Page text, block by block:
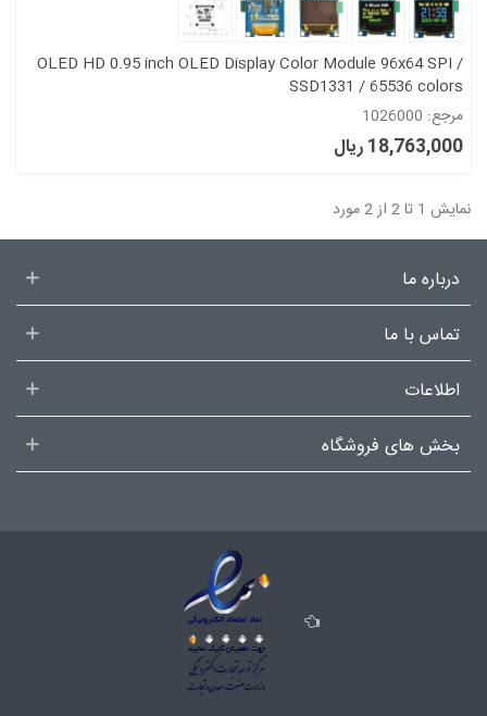
OLED HD 0.95 inch OLED Display Color Module 96x64 SPI /
SSD1331 / 65536 colors
مرجع: 1026000
18,763,000 ریال
نمایش 1 تا 2 از 2 مورد
درباره ما
تماس با ما
اطلاعات
بخش های فروشگاه